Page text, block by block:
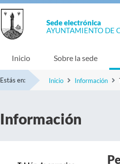
Sede electrónica
AYUNTAMIENTO DE
Inicio Sobre la sede
Estás en: Inicio Información
Información